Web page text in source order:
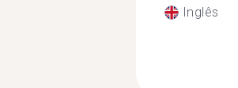
Inglês